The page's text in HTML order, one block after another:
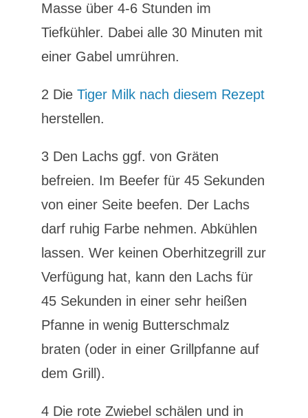
Masse über 4-6 Stunden im
Tiefkühler. Dabei alle 30 Minuten mit
einer Gabel umrühren.
2 Die Tiger Milk nach diesem Rezept
herstellen.
3 Den Lachs ggf. von Gräten
befreien. Im Beefer für 45 Sekunden
von einer Seite beefen. Der Lachs
darf ruhig Farbe nehmen. Abkühlen
lassen. Wer keinen Oberhitzegrill zur
Verfügung hat, kann den Lachs für
45 Sekunden in einer sehr heißen
Pfanne in wenig Butterschmalz
braten (oder in einer Grillpfanne auf
dem Grill).
4 Die rote Zwiebel schälen und in